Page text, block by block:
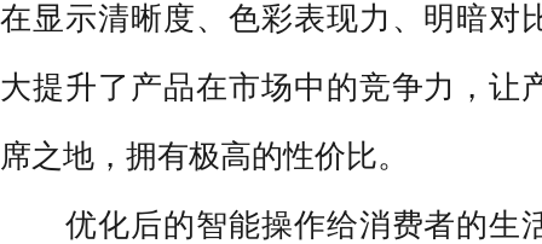
在显示清晰度、色彩表现力、明暗对
大提升了产品在市场中的竞争力，让
席之地，拥有极高的性价比。
优化后的智能操作给消费者的生